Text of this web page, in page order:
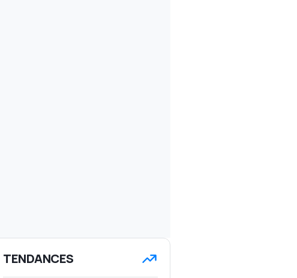
TENDANCES